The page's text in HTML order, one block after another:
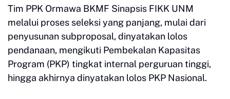
Tim PPK Ormawa BKMF Sinapsis FIKK UNM
melalui proses seleksi yang panjang, mulai dari
penyusunan subproposal, dinyatakan lolos
pendanaan, mengikuti Pembekalan Kapasitas
Program (PKP) tingkat internal perguruan tinggi,
hingga akhirnya dinyatakan lolos PKP Nasional.